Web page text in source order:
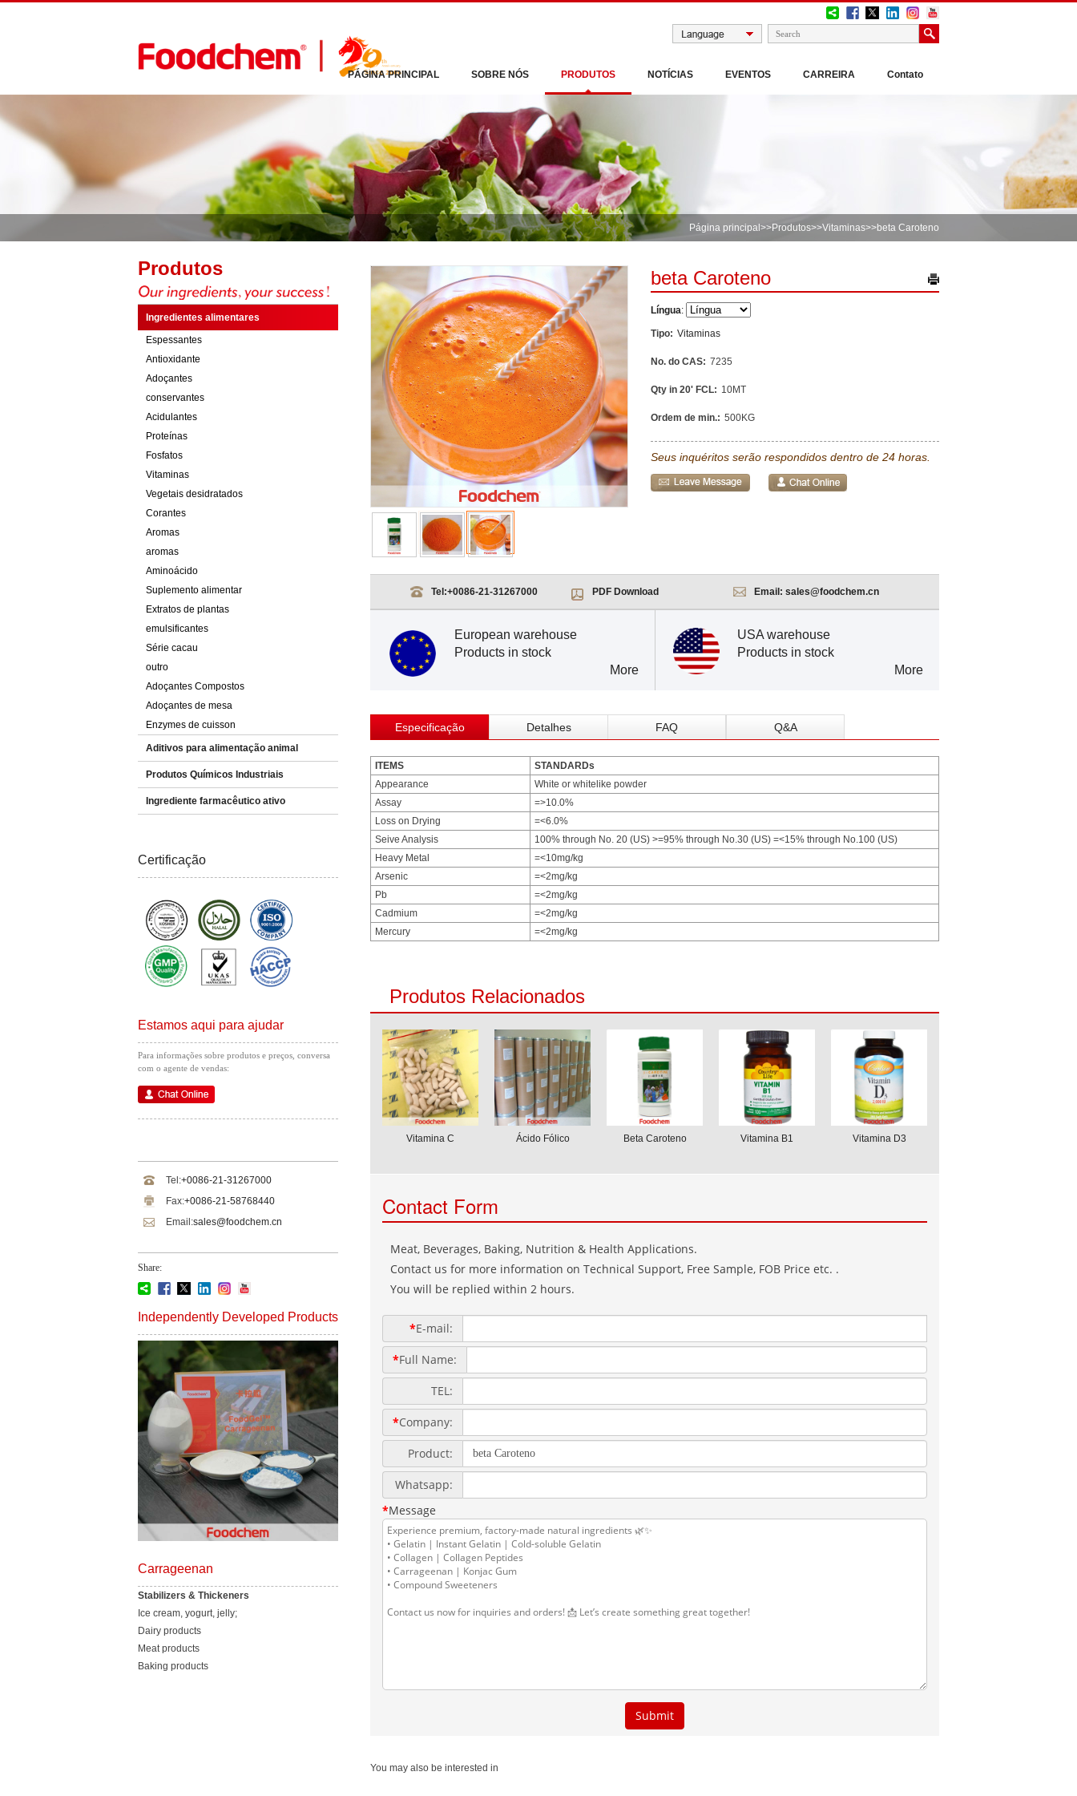
PÁGINA PRINCIPAL SOBRE NÓS PRODUTOS NOTÍCIAS EVENTOS CARREIRA Contato
Página principal >>Produtos>>Vitaminas>>beta Caroteno
Produtos
Ingredientes alimentares
Espessantes
Antioxidante
Adoçantes
conservantes
Acidulantes
Proteínas
Fosfatos
Vitaminas
Vegetais desidratados
Corantes
Aromas
aromas
Aminoácido
Suplemento alimentar
Extratos de plantas
emulsificantes
Série cacau
outro
Adoçantes Compostos
Adoçantes de mesa
Enzymes de cuisson
Aditivos para alimentação animal
Produtos Químicos Industriais
Ingrediente farmacêutico ativo
Certificação
Estamos aqui para ajudar
Para informações sobre produtos e preços, conversa
com o agente de vendas:
Tel:+0086-21-31267000
Fax:+0086-21-58768440
Email:sales@foodchem.cn
Share:
Independently Developed Products
Carrageenan
Stabilizers & Thickeners
Ice cream, yogurt, jelly;
Dairy products
Meat products
Baking products
beta Caroteno
Língua:
Tipo: Vitaminas
No. do CAS: 7235
Qty in 20' FCL: 10MT
Ordem de min.: 500KG
Seus inquéritos serão respondidos dentro de 24 horas.
Tel:+0086-21-31267000 PDF Download Email: sales@foodchem.cn
European warehouse
Products in stock
More
USA warehouse
Products in stock
More
Especificação Detalhes FAQ Q&A
ITEMS
STANDARDs
Appearance
White or whitelike powder
Assay
=>10.0%
Loss on Drying
=<6.0%
Seive Analysis
100% through No. 20 (US) >=95% through No.30 (US) =<15% through No.100 (US)
Heavy Metal
=<10mg/kg
Arsenic
=<2mg/kg
Pb
=<2mg/kg
Cadmium
=<2mg/kg
Mercury
=<2mg/kg
Produtos Relacionados
Vitamina C Ácido Fólico Beta Caroteno Vitamina B1 Vitamina D3
You may also be interested in